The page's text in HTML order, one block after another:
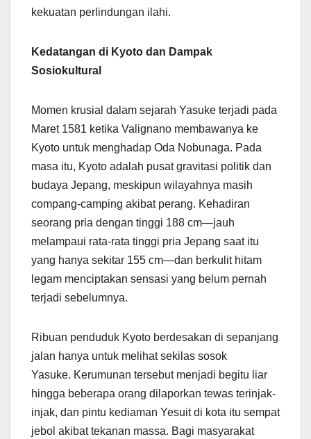
kekuatan perlindungan ilahi.
Kedatangan di Kyoto dan Dampak
Sosiokultural
Momen krusial dalam sejarah Yasuke terjadi pada
Maret 1581 ketika Valignano membawanya ke
Kyoto untuk menghadap Oda Nobunaga. Pada
masa itu, Kyoto adalah pusat gravitasi politik dan
budaya Jepang, meskipun wilayahnya masih
compang-camping akibat perang. Kehadiran
seorang pria dengan tinggi 188 cm—jauh
melampaui rata-rata tinggi pria Jepang saat itu
yang hanya sekitar 155 cm—dan berkulit hitam
legam menciptakan sensasi yang belum pernah
terjadi sebelumnya.
Ribuan penduduk Kyoto berdesakan di sepanjang
jalan hanya untuk melihat sekilas sosok
Yasuke. Kerumunan tersebut menjadi begitu liar
hingga beberapa orang dilaporkan tewas terinjak-
injak, dan pintu kediaman Yesuit di kota itu sempat
jebol akibat tekanan massa. Bagi masyarakat